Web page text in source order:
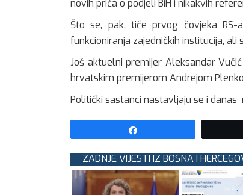
novih priča o podjeli BiH i nikakvih
Što se, pak, tiče prvog čovjeka
funkcioniranja zajedničkih institucija,
Još aktuelni premijer Aleksandar
hrvatskim premijerom Andrejom
Politički sastanci nastavljaju se i
ZADNJE VIJESTI IZ BOSNA I